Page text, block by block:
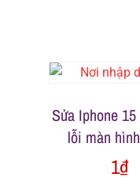
Sửa Iphone
lỗi màn
1₫